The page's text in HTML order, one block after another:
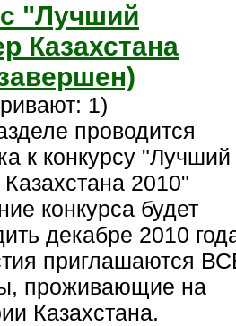
"Лучший
Казахстана
1)
проводится
к конкурсу "Лучший
2010"
конкурса будет
декабре 2010
приглашаются
проживающие на
Казахстана.